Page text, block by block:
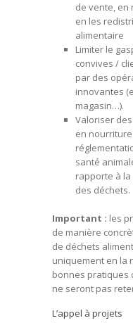
de vente, en
en les
alimentaire
Limiter le
convives /
par des
innovantes
magasin…).
Valoriser
en
santé
rapporte à
des déchets.
Important : les
de manière
de déchets
uniquement en la
bonnes pratiques
ne seront pas
L’appel à projets